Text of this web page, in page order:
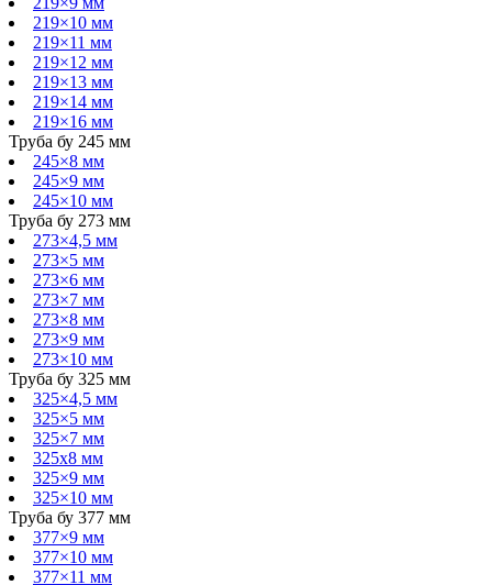
219×10 мм
219×11 мм
219×12 мм
219×13 мм
219×14 мм
219×16 мм
Труба бу 245 мм
245×8 мм
245×9 мм
245×10 мм
Труба бу 273 мм
273×4,5 мм
273×5 мм
273×6 мм
273×7 мм
273×8 мм
273×9 мм
273×10 мм
Труба бу 325 мм
325×4,5 мм
325×5 мм
325×7 мм
325х8 мм
325×9 мм
325×10 мм
Труба бу 377 мм
377×9 мм
377×10 мм
377×11 мм